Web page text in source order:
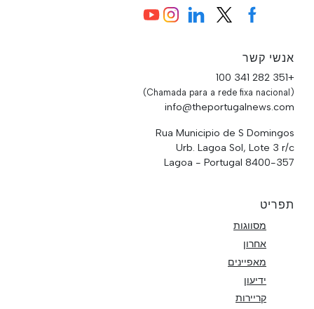
אנשי קשר
+351 282 341 100
(Chamada para a rede fixa nacional)
info@theportugalnews.com
Rua Municipio de S Domingos
Urb. Lagoa Sol, Lote 3 r/c
8400-357 Lagoa - Portugal
תפריט
מסווגות
אחרון
מאפיינים
ידיעון
קריירות